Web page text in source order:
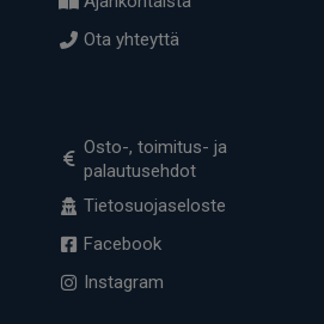
Ota yhteyttä
Osto-, toimitus- ja
palautusehdot
Tietosuojaseloste
Facebook
Instagram